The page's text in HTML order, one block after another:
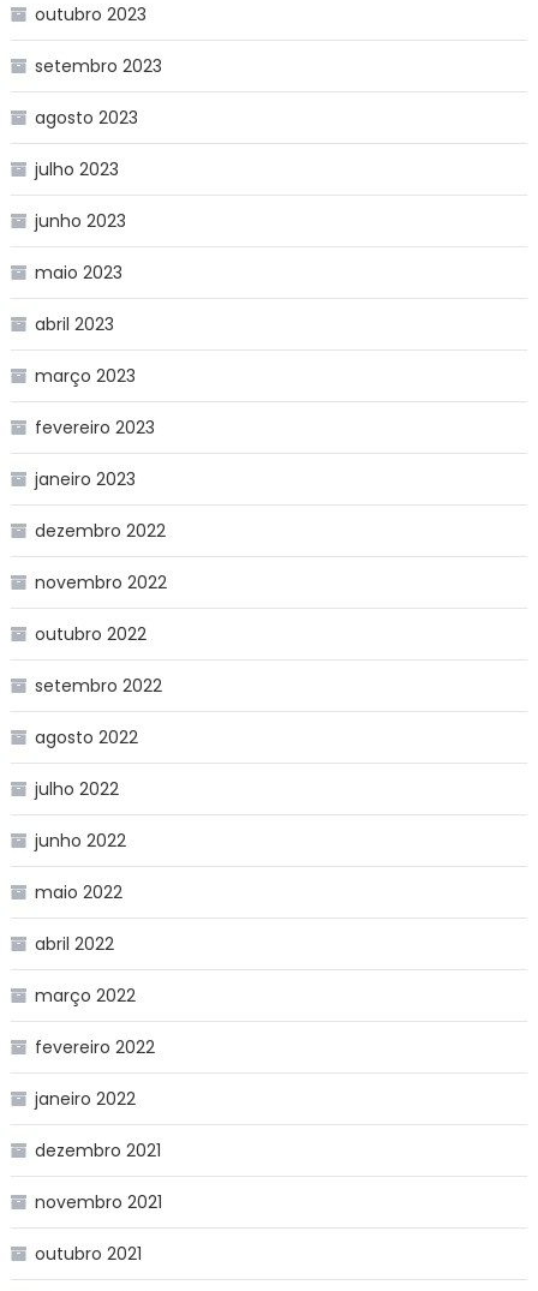
outubro 2023
setembro 2023
agosto 2023
julho 2023
junho 2023
maio 2023
abril 2023
março 2023
fevereiro 2023
janeiro 2023
dezembro 2022
novembro 2022
outubro 2022
setembro 2022
agosto 2022
julho 2022
junho 2022
maio 2022
abril 2022
março 2022
fevereiro 2022
janeiro 2022
dezembro 2021
novembro 2021
outubro 2021